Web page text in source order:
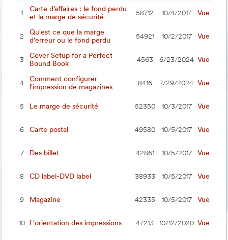
1
Carte d’affaires : le fond perdu
et la marge de sécurité
58712 10/4/2017 Vue
2
Qu'est ce que la marge
d'erreur ou le fond perdu
54921 10/2/2017 Vue
3
Cover Setup for a Perfect
Bound Book
4563 6/23/2024 Vue
4
Comment configurer
l'impression de magazines
8416 7/29/2024 Vue
5 Le marge de sécurité 52350 10/3/2017 Vue
6 Carte postal 49580 10/5/2017 Vue
7 Des billet 42861 10/5/2017 Vue
8 CD label-DVD label 38933 10/5/2017 Vue
9 Magazine 42335 10/5/2017 Vue
10 L'orientation des impressions 47213 10/12/2020 Vue